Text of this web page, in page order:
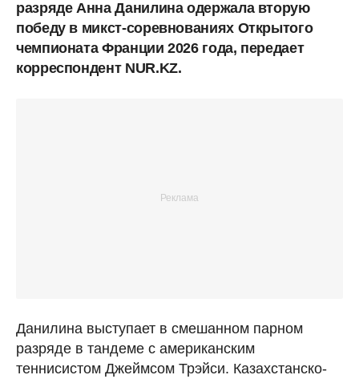
разряде Анна Данилина одержала вторую
победу в микст-соревнованиях Открытого
чемпионата Франции 2026 года, передает
корреспондент NUR.KZ.
Данилина выступает в смешанном парном
разряде в тандеме с американским
теннисистом Джеймсом Трэйси. Казахстанско-